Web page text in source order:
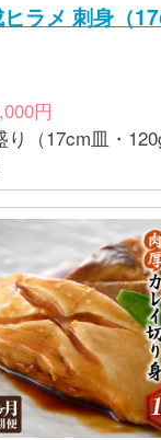
ラメ 刺身（
円
皿・120g×2P）